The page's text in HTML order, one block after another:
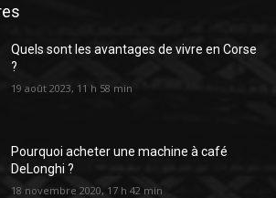
Quels sont les avantages de vivre en Corse
?
19 août 2023, 11 h 58 min
Pourquoi acheter une machine à café
DeLonghi ?
18 novembre 2020, 17 h 42 min